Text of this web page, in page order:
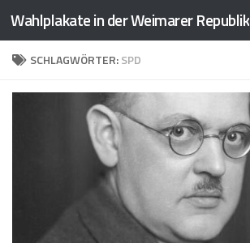
Zum Inhalt springen
Wahlplakate in der Weimarer Republik
SCHLAGWÖRTER:SPD